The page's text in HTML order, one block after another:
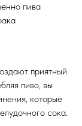
пива
приятный
пиво, вы
которые
сока.